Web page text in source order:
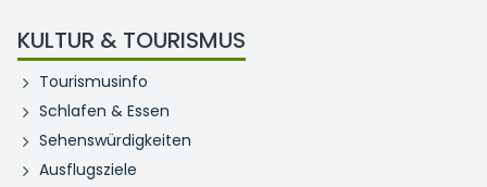
KULTUR & TOURISMUS
Tourismusinfo
Schlafen & Essen
Sehenswürdigkeiten
Ausflugsziele